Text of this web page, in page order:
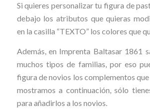
Si quieres personalizar tu figura de
debajo los atributos que quieras
en la casilla “TEXTO” los colores que
Además, en Imprenta Baltasar 1861
muchos tipos de familias, por eso
figura de novios los complementos que
mostramos a continuación, sólo
para añadirlos a los novios.